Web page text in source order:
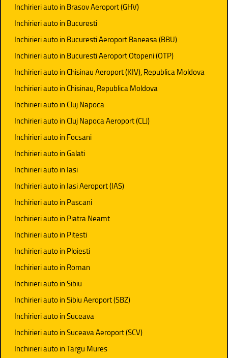
Inchirieri auto in Brasov Aeroport (GHV)
Inchirieri auto in Bucuresti
Inchirieri auto in Bucuresti Aeroport Baneasa (BBU)
Inchirieri auto in Bucuresti Aeroport Otopeni (OTP)
Inchirieri auto in Chisinau Aeroport (KIV), Republica Moldova
Inchirieri auto in Chisinau, Republica Moldova
Inchirieri auto in Cluj Napoca
Inchirieri auto in Cluj Napoca Aeroport (CLJ)
Inchirieri auto in Focsani
Inchirieri auto in Galati
Inchirieri auto in Iasi
Inchirieri auto in Iasi Aeroport (IAS)
Inchirieri auto in Pascani
Inchirieri auto in Piatra Neamt
Inchirieri auto in Pitesti
Inchirieri auto in Ploiesti
Inchirieri auto in Roman
Inchirieri auto in Sibiu
Inchirieri auto in Sibiu Aeroport (SBZ)
Inchirieri auto in Suceava
Inchirieri auto in Suceava Aeroport (SCV)
Inchirieri auto in Targu Mures